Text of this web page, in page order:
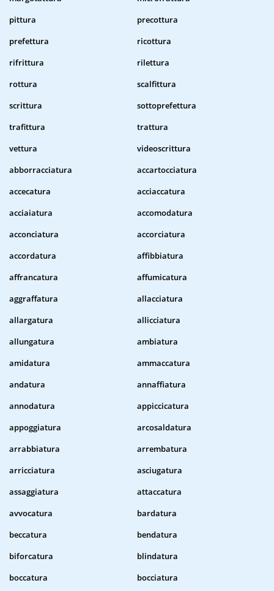
pittura
precottura
prefettura
ricottura
rifrittura
rilettura
rottura
scalfittura
scrittura
sottoprefettura
trafittura
trattura
vettura
videoscrittura
abborracciatura
accartocciatura
accecatura
acciaccatura
acciaiatura
accomodatura
acconciatura
accorciatura
accordatura
affibbiatura
affrancatura
affumicatura
aggraffatura
allacciatura
allargatura
allicciatura
allungatura
ambiatura
amidatura
ammaccatura
andatura
annaffiatura
annodatura
appiccicatura
appoggiatura
arcosaldatura
arrabbiatura
arrembatura
arricciatura
asciugatura
assaggiatura
attaccatura
avvocatura
bardatura
beccatura
bendatura
biforcatura
blindatura
boccatura
bocciatura